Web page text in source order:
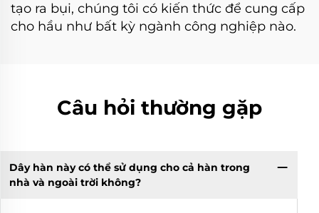
tạo ra bụi, chúng tôi có kiến thức để cung cấp
cho hầu như bất kỳ ngành công nghiệp nào.
Câu hỏi thường gặp
Dây hàn này có thể sử dụng cho cả hàn trong
nhà và ngoài trời không?